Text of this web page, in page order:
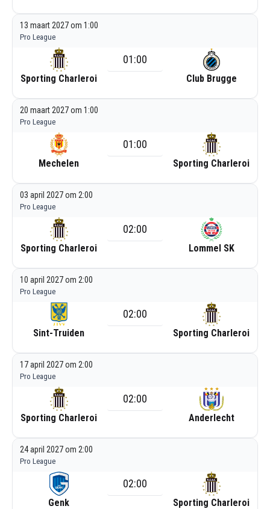
13 maart 2027 om 1:00
Pro League
Sporting Charleroi
01:00
Club Brugge
20 maart 2027 om 1:00
Pro League
Mechelen
01:00
Sporting Charleroi
03 april 2027 om 2:00
Pro League
Sporting Charleroi
02:00
Lommel SK
10 april 2027 om 2:00
Pro League
Sint-Truiden
02:00
Sporting Charleroi
17 april 2027 om 2:00
Pro League
Sporting Charleroi
02:00
Anderlecht
24 april 2027 om 2:00
Pro League
Genk
02:00
Sporting Charleroi